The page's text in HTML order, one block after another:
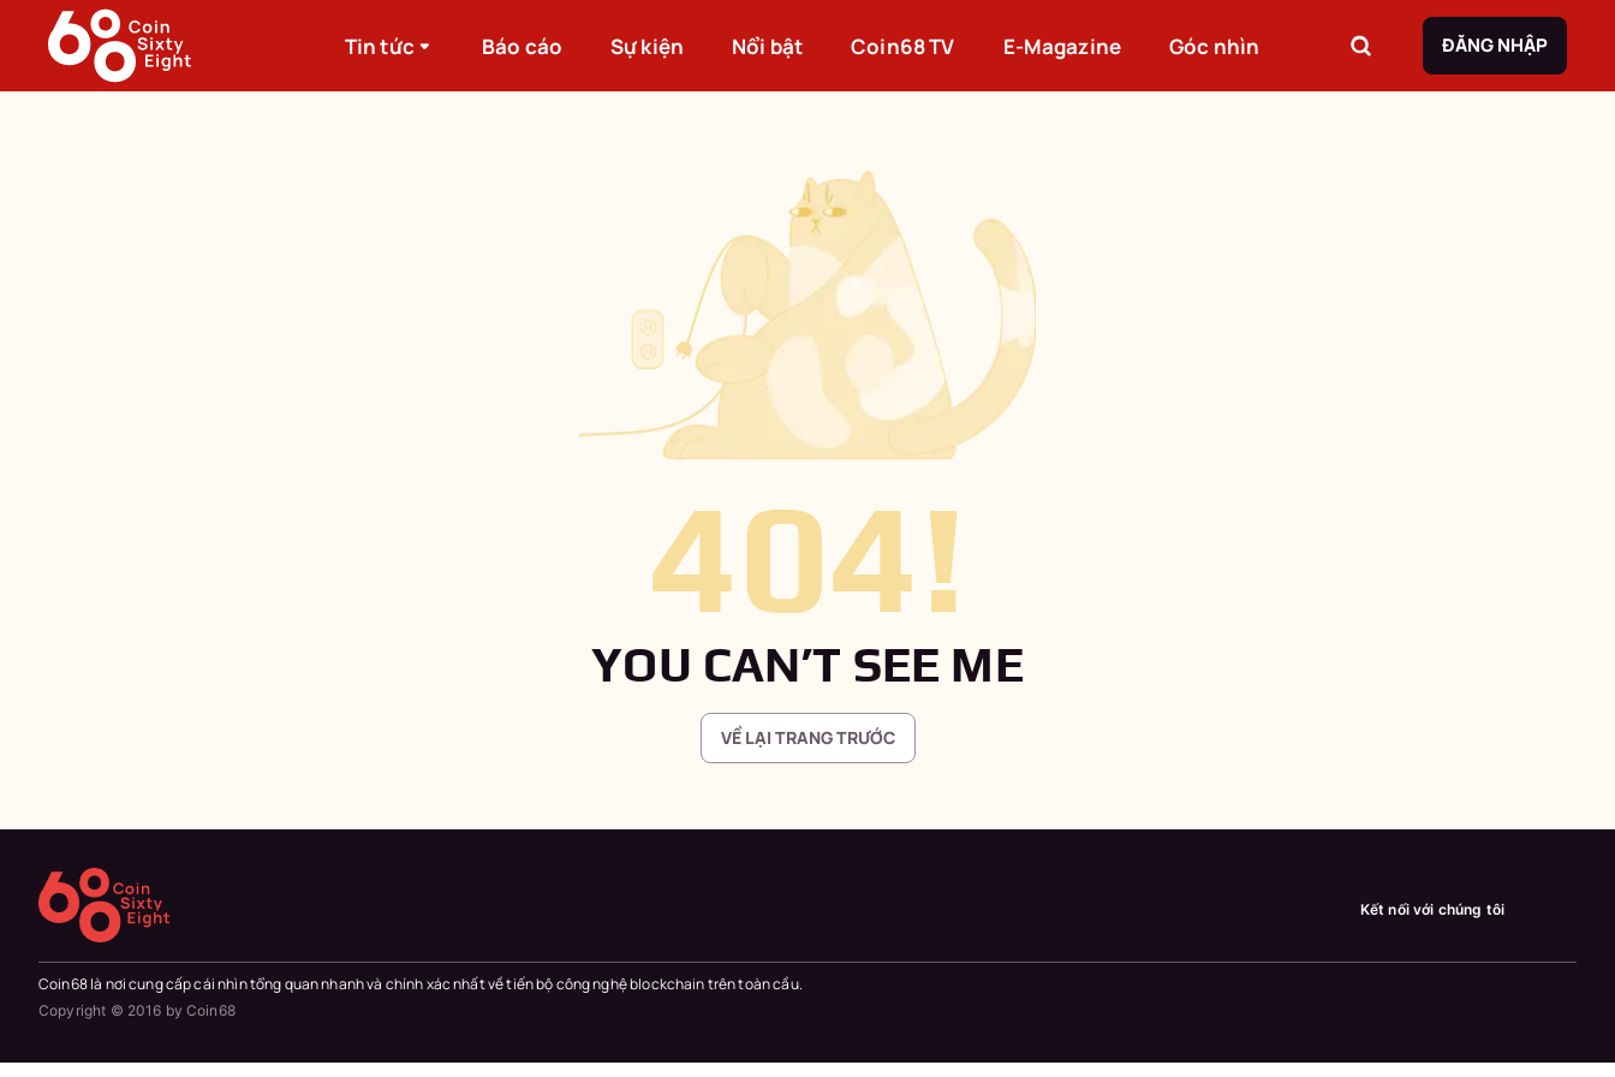
Tin tức Báo cáo Sự kiện Nổi bật Coin68 TV E-Magazine Góc nhìn ĐĂNG NHẬP
404!
YOU CAN’T SEE ME
VỀ LẠI TRANG TRƯỚC
Kết nối với chúng tôi
Coin68 là nơi cung cấp cái nhìn tổng quan nhanh và chính xác nhất về tiến bộ công nghệ blockchain trên toàn cầu.
Copyright © 2016 by Coin68